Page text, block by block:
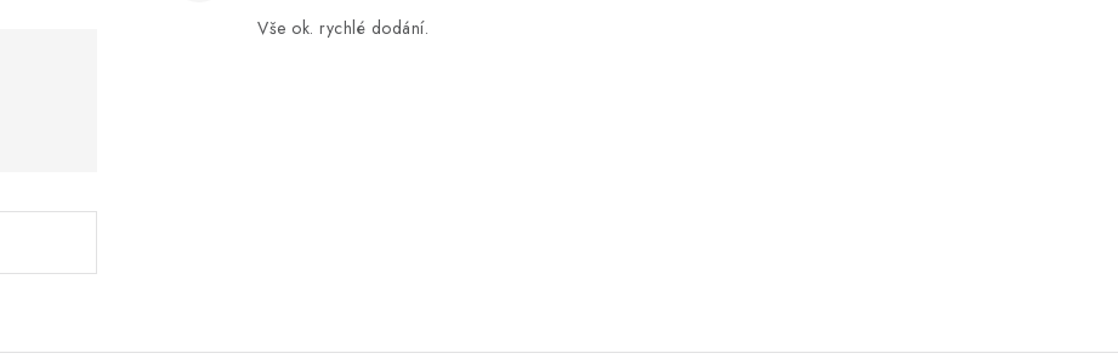
Vše ok. rychlé dodání.